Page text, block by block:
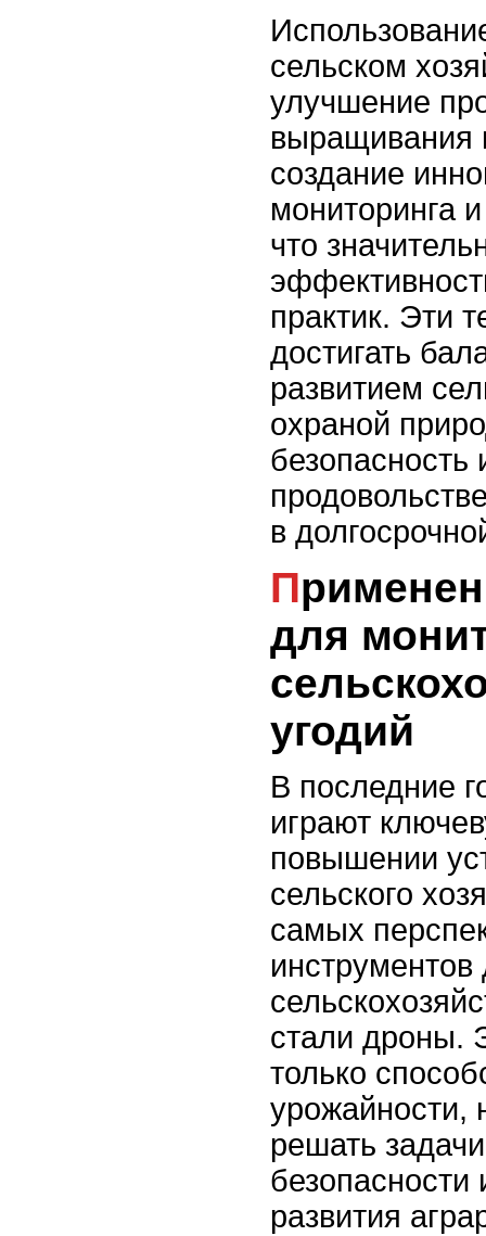
сельском
улучшение
выращивания
создание
мониторинга
что
практик. Эти
достигать
развитием
охраной
безопасность
в
Применение дронов
для
угодий
В последние
играют
повышении
сельского
самых
стали дроны.
только
урожайности,
решать
безопасности
развития